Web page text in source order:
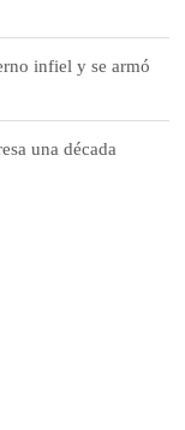
infiel y se armó
una década